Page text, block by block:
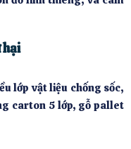
hại
lớp vật liệu chống sốc,
carton 5 lớp, gỗ pallet